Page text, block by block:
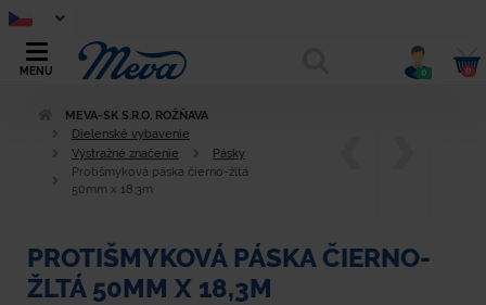
MENU 0 0
MEVA-SK S.R.O. ROŽŇAVA
Dielenské vybavenie
Výstražné značenie
Pásky
Protišmyková páska čierno-žltá
50mm x 18,3m
PROTIŠMYKOVÁ PÁSKA ČIERNO-
ŽLTÁ 50MM X 18,3M